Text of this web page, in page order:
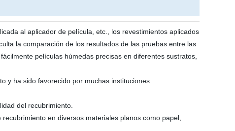
al aplicador de película, etc., los revestimientos aplicados
la comparación de los resultados de las pruebas entre las
películas húmedas precisas en diferentes sustratos,
y ha sido favorecido por muchas instituciones
del recubrimiento.
en diversos materiales planos como papel,